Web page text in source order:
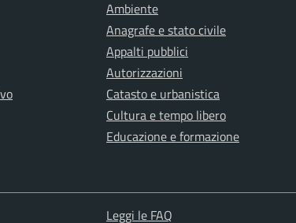
Ambiente
Anagrafe e stato civile
Appalti pubblici
Autorizzazioni
Catasto e urbanistica
Cultura e tempo libero
Educazione e formazione
Leggi le FAQ